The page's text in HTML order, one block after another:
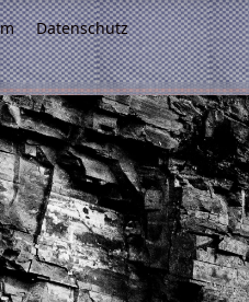
Datenschutz